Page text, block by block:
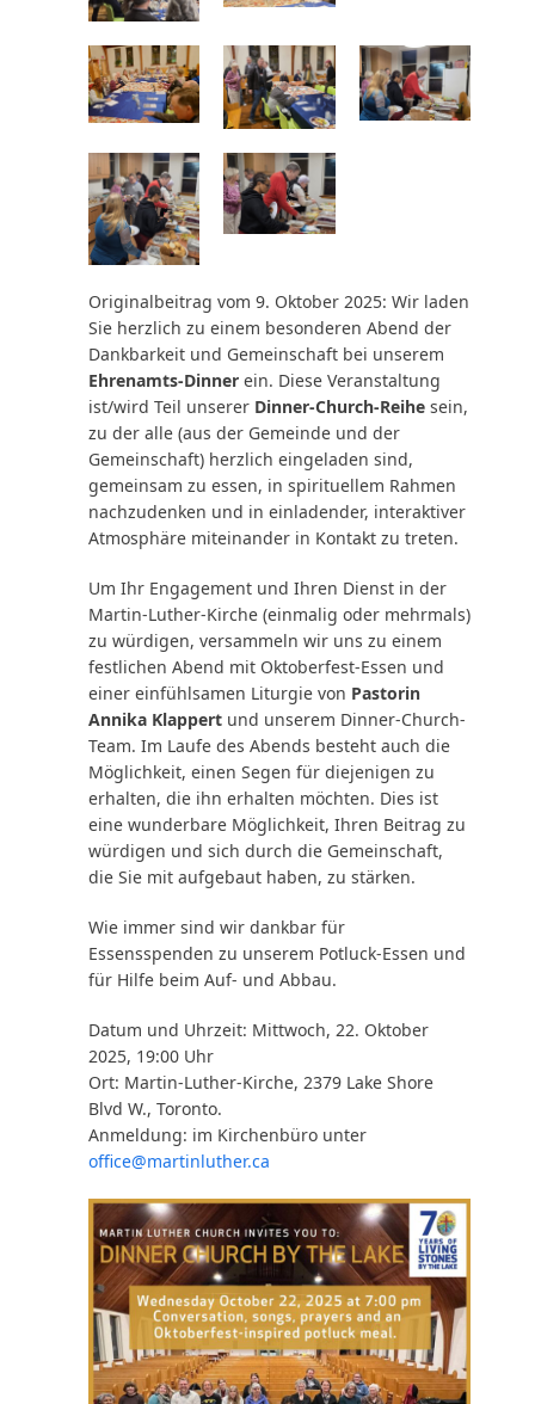
Originalbeitrag vom 9. Oktober 2025: Wir laden
Sie herzlich zu einem besonderen Abend der
Dankbarkeit und Gemeinschaft bei unserem
Ehrenamts-Dinnerein. Diese Veranstaltung
ist/wird Teil unserer Dinner-Church-Reihesein,
zu der alle (aus der Gemeinde und der
Gemeinschaft) herzlich eingeladen sind,
gemeinsam zu essen, in spirituellem Rahmen
nachzudenken und in einladender, interaktiver
Atmosphäre miteinander in Kontakt zu treten.
Um Ihr Engagement und Ihren Dienst in der
Martin-Luther-Kirche (einmalig oder mehrmals)
zu würdigen, versammeln wir uns zu einem
festlichen Abend mit Oktoberfest-Essen und
einer einfühlsamen Liturgie von Pastorin
Annika Klappertund unserem Dinner-Church-
Team. Im Laufe des Abends besteht auch die
Möglichkeit, einen Segen für diejenigen zu
erhalten, die ihn erhalten möchten. Dies ist
eine wunderbare Möglichkeit, Ihren Beitrag zu
würdigen und sich durch die Gemeinschaft,
die Sie mit aufgebaut haben, zu stärken.
Wie immer sind wir dankbar für
Essensspenden zu unserem Potluck-Essen und
für Hilfe beim Auf- und Abbau.
Datum und Uhrzeit: Mittwoch, 22. Oktober
2025, 19:00 Uhr
Ort: Martin-Luther-Kirche, 2379 Lake Shore
Blvd W., Toronto.
Anmeldung: im Kirchenbüro unter
office@martinluther.ca